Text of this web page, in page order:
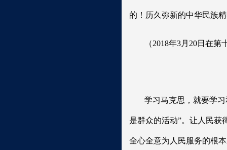
的！历久弥新的中华民族
（2018年3月20日在
学习马克思，就要学
是群众的活动”。让人民获
全心全意为人民服务的根